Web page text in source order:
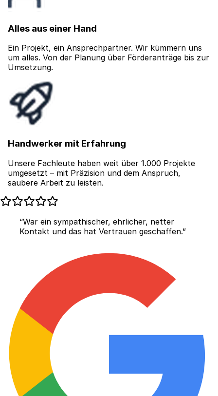
Alles aus einer Hand
Ein Projekt, ein Ansprechpartner. Wir kümmern uns
um alles. Von der Planung über Förderanträge bis zur
Umsetzung.
Handwerker mit Erfahrung
Unsere Fachleute haben weit über 1.000 Projekte
umgesetzt – mit Präzision und dem Anspruch,
saubere Arbeit zu leisten.
“War ein sympathischer, ehrlicher, netter
Kontakt und das hat Vertrauen geschaffen.”